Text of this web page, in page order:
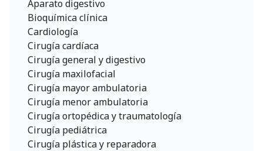
Aparato digestivo
Bioquímica clínica
Cardiología
Cirugía cardíaca
Cirugía general y digestivo
Cirugía maxilofacial
Cirugía mayor ambulatoria
Cirugía menor ambulatoria
Cirugía ortopédica y traumatología
Cirugía pediátrica
Cirugía plástica y reparadora